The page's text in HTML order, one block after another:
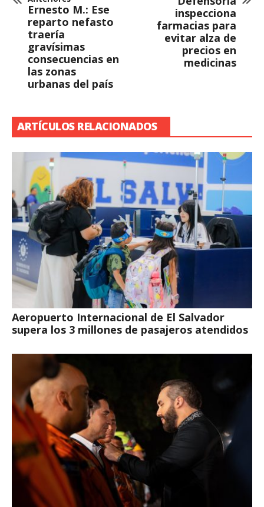
Ernesto M.: Ese
reparto nefasto
traería
gravísimas
consecuencias en
las zonas
urbanas del país
inspecciona
farmacias para
evitar alza de
precios en
medicinas
ARTÍCULOS RELACIONADOS
Aeropuerto Internacional de El Salvador
supera los 3 millones de pasajeros atendidos